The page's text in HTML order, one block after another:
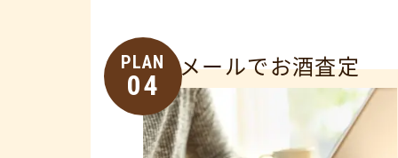
PLAN
04
メールでお酒査定